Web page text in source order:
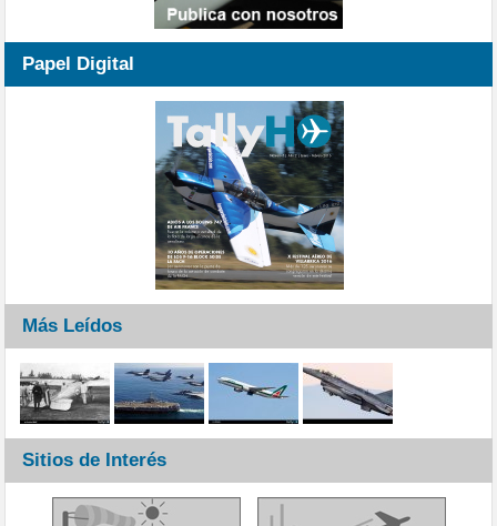
Papel Digital
Más Leídos
Sitios de Interés